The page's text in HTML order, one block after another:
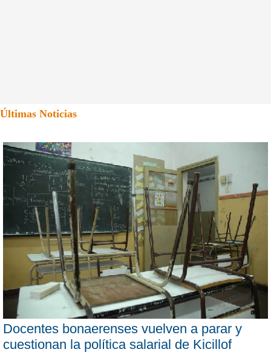
Últimas Noticias
Docentes bonaerenses vuelven a parar y
cuestionan la política salarial de Kicillof